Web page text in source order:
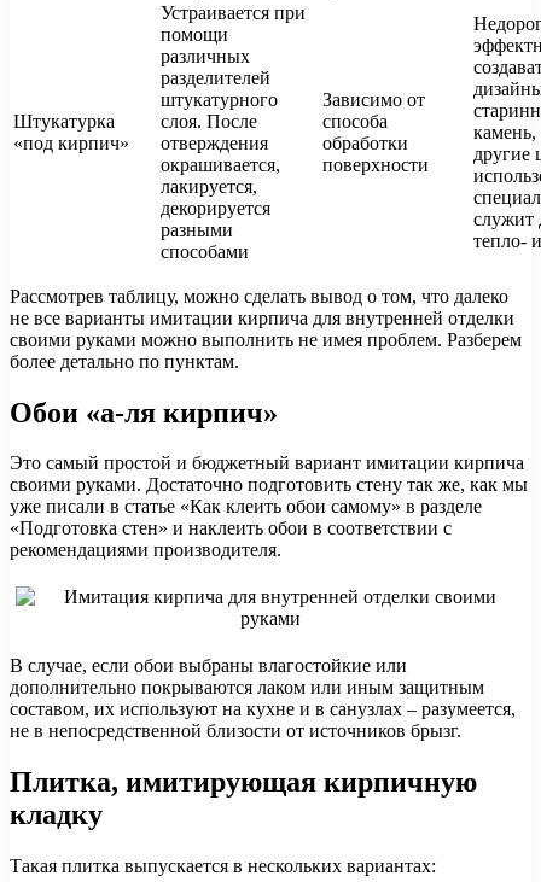
Штукатурка
«под кирпич»
Устраивается при
помощи
различных
разделителей
штукатурного
слоя. После
отверждения
окрашивается,
лакируется,
декорируется
разными
способами
Зависимо от
способа
обработки
поверхности
камень,
другие
служит
тепло-
Рассмотрев таблицу, можно сделать вывод о том, что далеко
не все варианты имитации кирпича для внутренней отделки
своими руками можно выполнить не имея проблем. Разберем
более детально по пунктам.
Обои «а-ля кирпич»
Это самый простой и бюджетный вариант имитации кирпича
своими руками. Достаточно подготовить стену так же, как мы
уже писали в статье «Как клеить обои самому» в разделе
«Подготовка стен» и наклеить обои в соответствии с
рекомендациями производителя.
В случае, если обои выбраны влагостойкие или
дополнительно покрываются лаком или иным защитным
составом, их используют на кухне и в санузлах – разумеется,
не в непосредственной близости от источников брызг.
Плитка, имитирующая кирпичную
кладку
Такая плитка выпускается в нескольких вариантах: